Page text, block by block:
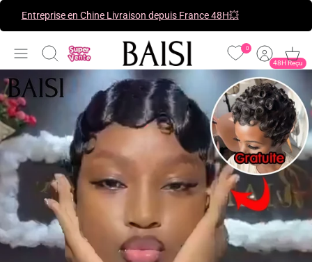
Entreprise en Chine Livraison depuis France 48H💥
Recherche 48H Reçu
0